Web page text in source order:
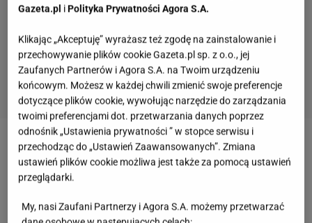
Ochrona podczas stylizacji
Jak podkreślają trycholodzy, stylizacja przy użyciu
lokówki, suszarki lub prostownicy może osłabiać
Gazeta.pl iPolityka Prywatności Agora S.A.
Klikając „Akceptuję” wyrażasz też zgodę na zainstalowanie i
przechowywanie plików cookie Gazeta.pl sp. z o.o., jej
Zaufanych Partnerów i Agora S.A. na Twoim urządzeniu
końcowym. Możesz w każdej chwili zmienić swoje preferencje
dotyczące plików cookie, wywołując narzędzie do zarządzania
twoimi preferencjami dot. przetwarzania danych poprzez
odnośnik „Ustawienia prywatności ” w stopce serwisu i
przechodząc do „Ustawień Zaawansowanych”. Zmiana
ustawień plików cookie możliwa jest także za pomocą ustawień
przeglądarki.
My, nasi Zaufani Partnerzy i Agora S.A. możemy przetwarzać